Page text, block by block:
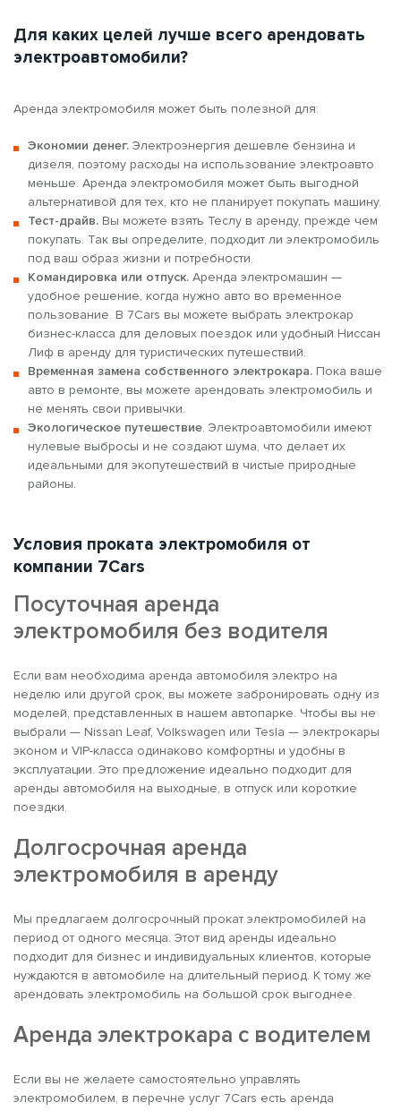
Для каких целей лучше всего арендовать
электроавтомобили?
Аренда электромобиля может быть полезной для:
Экономии денег. Электроэнергия дешевле бензина и
дизеля, поэтому расходы на использование электроавто
меньше. Аренда электромобиля может быть выгодной
альтернативой для тех, кто не планирует покупать машину.
Тест-драйв. Вы можете взять Теслу в аренду, прежде чем
покупать. Так вы определите, подходит ли электромобиль
под ваш образ жизни и потребности.
Командировка или отпуск. Аренда электромашин —
удобное решение, когда нужно авто во временное
пользование. В 7Cars вы можете выбрать электрокар
бизнес-класса для деловых поездок или удобный Ниссан
Лиф в аренду для туристических путешествий.
Временная замена собственного электрокара. Пока ваше
авто в ремонте, вы можете арендовать электромобиль и
не менять свои привычки.
Экологическое путешествие. Электроавтомобили имеют
нулевые выбросы и не создают шума, что делает их
идеальными для экопутешествий в чистые природные
районы.
Условия проката электромобиля от
компании 7Cars
Посуточная аренда
электромобиля без водителя
Если вам необходима аренда автомобиля электро на
неделю или другой срок, вы можете забронировать одну из
моделей, представленных в нашем автопарке. Чтобы вы не
выбрали — Nissan Leaf, Volkswagen или Tesla — электрокары
эконом и VIP-класса одинаково комфортны и удобны в
эксплуатации. Это предложение идеально подходит для
аренды автомобиля на выходные, в отпуск или короткие
поездки.
Долгосрочная аренда
электромобиля в аренду
Мы предлагаем долгосрочный прокат электромобилей на
период от одного месяца. Этот вид аренды идеально
подходит для бизнес и индивидуальных клиентов, которые
нуждаются в автомобиле на длительный период. К тому же
арендовать электромобиль на большой срок выгоднее.
Аренда электрокара с водителем
Если вы не желаете самостоятельно управлять
электромобилем, в перечне услуг 7Cars есть аренда